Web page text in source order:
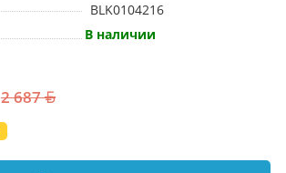
BLK0104216
В наличии
2 687